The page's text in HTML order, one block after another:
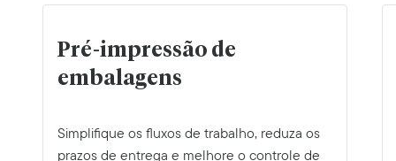
Pré-impressão de
embalagens
Simplifique os fluxos de trabalho, reduza os
prazos de entrega e melhore o controle de